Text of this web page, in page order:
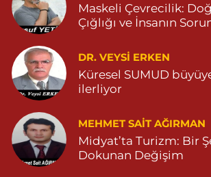
Şahin Eczanesi
Kaplan Mahallesi, Mardin Caddesi No:25 C
0 (555) 151 49 05 Yol Tarifi Al
Özdemir Eczanesi
Yeni Mahalle, 3086.Sokak No:4 3 Ömerli Mardin
0 (482) 541 31 21
Maskeli Çevrecilik:
Çığlığı ve İnsanın
DR. VEYSI ERKEN
Küresel SUMUD
ilerliyor
MEHMET SAIT AĞIRMAN
Midyat’ta Turizm: Bir
Dokunan Değişim